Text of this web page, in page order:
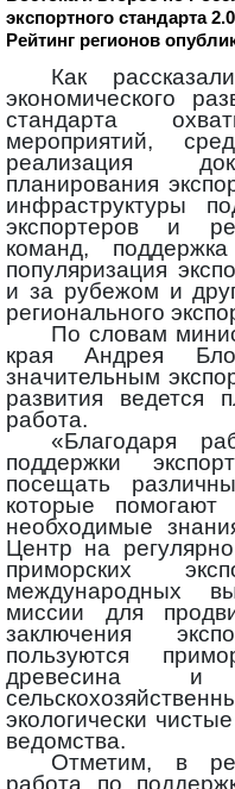
экспортного стандарта
Рейтинг регионов
Как
экономического
стандарта
мероприятий,
реализация
планирования
инфраструктуры
экспортеров и
команд,
популяризация
и за рубежом и
регионального
По словам
края Андрея
значительным
развития ведется
работа.
«Благодаря
поддержки
посещать
которые
необходимые
Центр на
приморских
международных
миссии для
заключения
пользуются
древесина
экологически
ведомства.
Отметим, в
работа по